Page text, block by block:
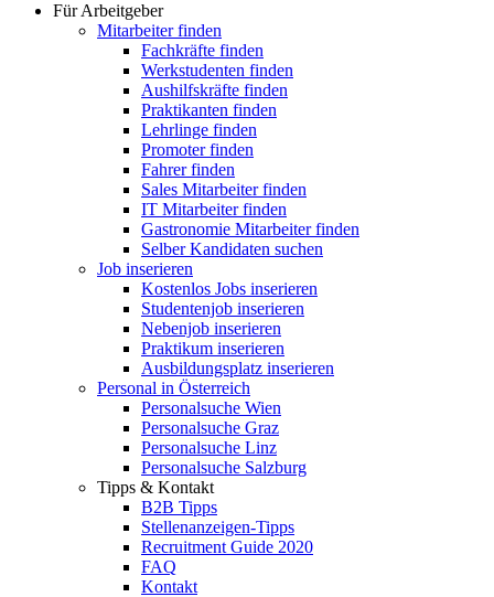
Für Arbeitgeber
Mitarbeiter finden
Fachkräfte finden
Werkstudenten finden
Aushilfskräfte finden
Praktikanten finden
Lehrlinge finden
Promoter finden
Fahrer finden
Sales Mitarbeiter finden
IT Mitarbeiter finden
Gastronomie Mitarbeiter finden
Selber Kandidaten suchen
Job inserieren
Kostenlos Jobs inserieren
Studentenjob inserieren
Nebenjob inserieren
Praktikum inserieren
Ausbildungsplatz inserieren
Personal in Österreich
Personalsuche Wien
Personalsuche Graz
Personalsuche Linz
Personalsuche Salzburg
Tipps & Kontakt
B2B Tipps
Stellenanzeigen-Tipps
Recruitment Guide 2020
FAQ
Kontakt